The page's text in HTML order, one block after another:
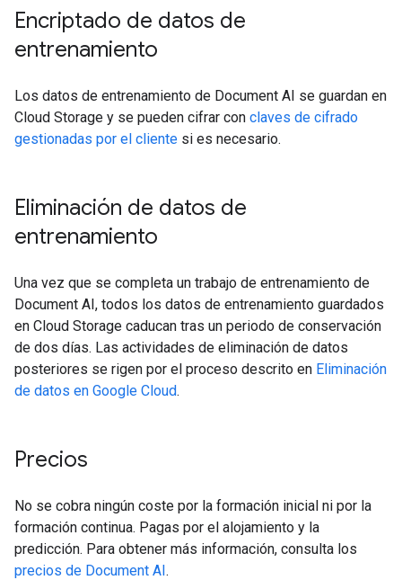
Encriptado de datos de
entrenamiento
Los datos de entrenamiento de Document AI se guardan en
Cloud Storage y se pueden cifrar con claves de cifrado
gestionadas por el cliente si es necesario.
Eliminación de datos de
entrenamiento
Una vez que se completa un trabajo de entrenamiento de
Document AI, todos los datos de entrenamiento guardados
en Cloud Storage caducan tras un periodo de conservación
de dos días. Las actividades de eliminación de datos
posteriores se rigen por el proceso descrito en Eliminación
de datos en Google Cloud.
Precios
No se cobra ningún coste por la formación inicial ni por la
formación continua. Pagas por el alojamiento y la
predicción. Para obtener más información, consulta los
precios de Document AI.